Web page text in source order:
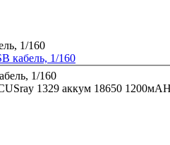
кабель, 1/160
1329 аккум 18650